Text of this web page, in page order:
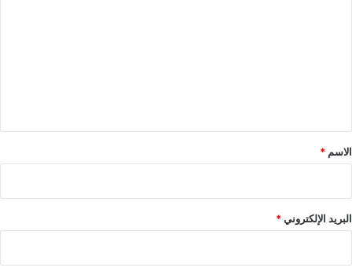
*
الاسم *
البريد الإلكتروني*